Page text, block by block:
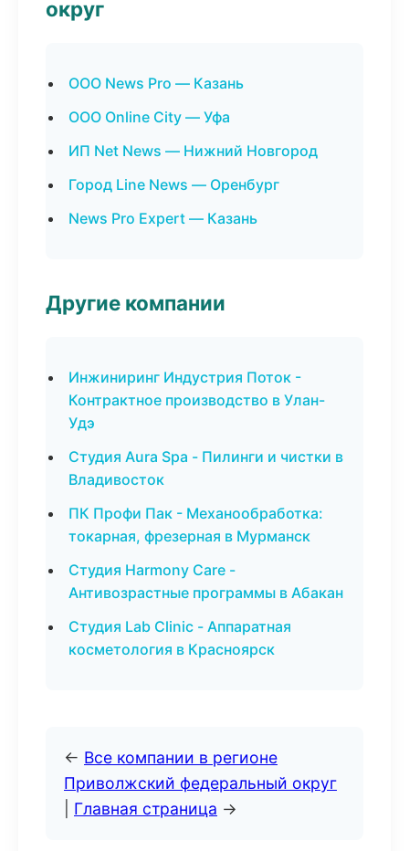
округ
ООО News Pro — Казань
ООО Online City — Уфа
ИП Net News — Нижний Новгород
Город Line News — Оренбург
News Pro Expert — Казань
Другие компании
Инжиниринг Индустрия Поток -
Контрактное производство в Улан-
Удэ
Студия Aura Spa - Пилинги и чистки в
Владивосток
ПК Профи Пак - Механообработка:
токарная, фрезерная в Мурманск
Студия Harmony Care -
Антивозрастные программы в Абакан
Студия Lab Clinic - Аппаратная
косметология в Красноярск
← Все компании в регионе
Приволжский федеральный округ
Главная страница →